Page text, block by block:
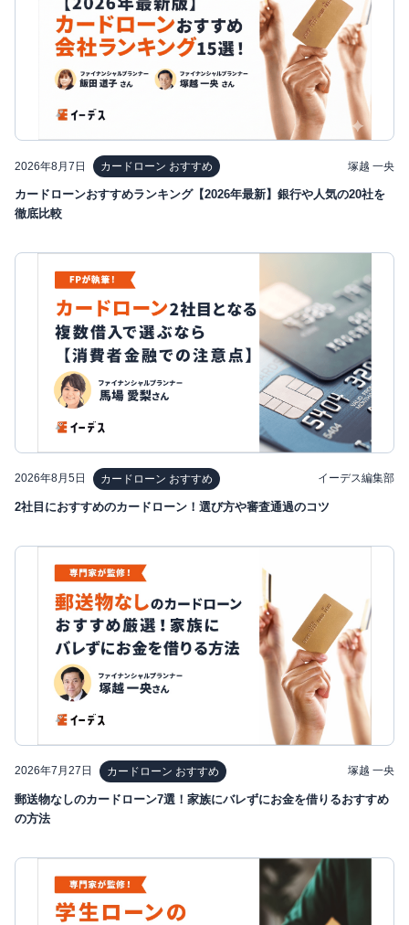
2026年8月7日 カードローン おすすめ 塚越 一央
カードローンおすすめランキング【2026年最新】銀行や人気の20社を
徹底比較
2026年8月5日 カードローン おすすめ イーデス編集部
2社目におすすめのカードローン！選び方や審査通過のコツ
2026年7月27日 カードローン おすすめ 塚越 一央
郵送物なしのカードローン7選！家族にバレずにお金を借りるおすすめ
の方法